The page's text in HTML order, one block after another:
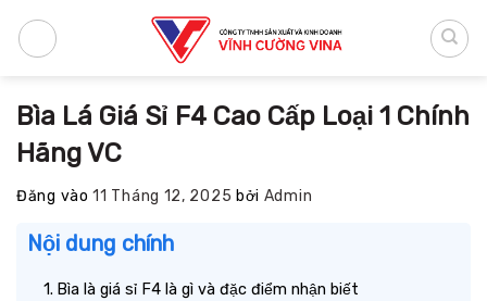
qua
Bìa Lá Giá Sỉ F4 Cao Cấp Loại 1 Chính
Hãng VC
Đăng vào11 Tháng 12, 2025 bởi Admin
Nội dung chính
Bìa là giá sỉ F4 là gì và đặc điểm nhận biết